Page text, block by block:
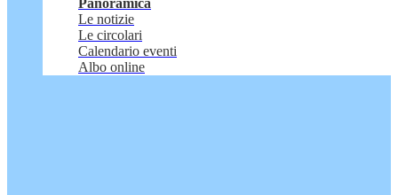
Panoramica
Le notizie
Le circolari
Calendario eventi
Albo online